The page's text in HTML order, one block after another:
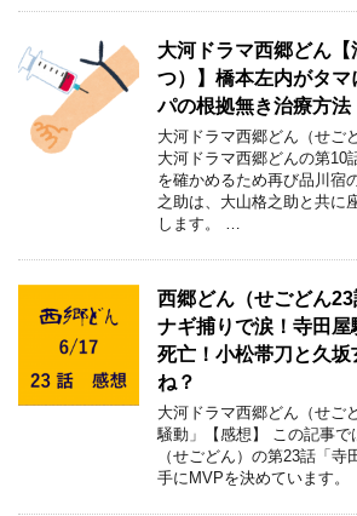
大河ドラマ西郷どん
つ）】橋本左内がタマ
パの根拠無き治療方法
大河ドラマ西郷どん（せご
大河ドラマ西郷どんの第10
を確かめるため再び品川宿
之助は、大山格之助と共に
します。 …
西郷どん（せごどん
ナギ捕りで涙！寺田
死亡！小松帯刀と久坂
ね？
大河ドラマ西郷どん（せご
騒動」【感想】 この記事で
（せごどん）の第23話「
手にMVPを決めています